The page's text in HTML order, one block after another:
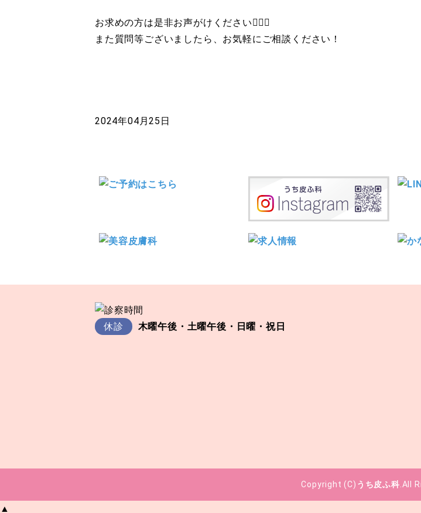
お求めの方は是非お声がけください👩🏻‍⚕️
また質問等ございましたら、お気軽にご相談ください！
2024年04月25日
休診 木曜午後・土曜午後・日曜・祝日
Copyright (C) うち皮ふ科 .All
▲